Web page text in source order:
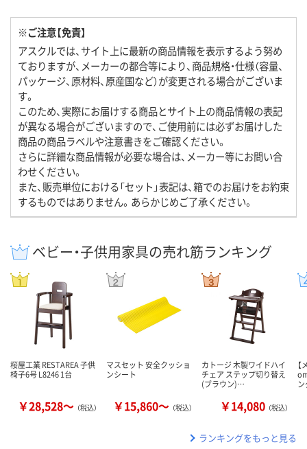
※ご注意【免責】
アスクルでは、サイト上に最新の商品情報を表示するよう努め
ておりますが、メーカーの都合等により、商品規格・仕様（容量、
パッケージ、原材料、原産国など）が変更される場合がございま
す。
このため、実際にお届けする商品とサイト上の商品情報の表記
が異なる場合がございますので、ご使用前には必ずお届けした
商品の商品ラベルや注意書きをご確認ください。
さらに詳細な商品情報が必要な場合は、メーカー等にお問い合
わせください。
また、販売単位における「セット」表記は、箱でのお届けをお約束
するものではありません。あらかじめご了承ください。
ベビー・子供用家具の売れ筋ランキング
桜屋工業 RESTAREA 子供
椅子6号 L8246 1台
￥28,528～ （税込）
マスセット 安全クッショ
ンシート
￥15,860～ （税込）
カトージ 木製ワイドハイ
チェア ステップ切り替え
(ブラウン)…
￥14,080 （税込）
【
ランキングをもっと見る